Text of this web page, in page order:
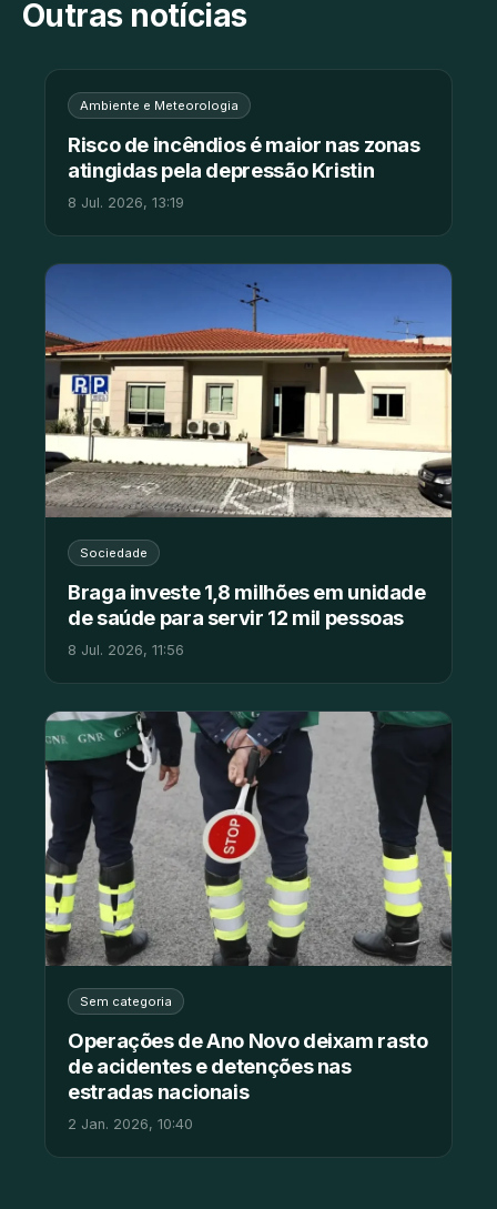
Outras notícias
Ambiente e Meteorologia
Risco de incêndios é maior nas zonas
atingidas pela depressão Kristin
8 Jul. 2026, 13:19
Sociedade
Braga investe 1,8 milhões em unidade
de saúde para servir 12 mil pessoas
8 Jul. 2026, 11:56
Sem categoria
Operações de Ano Novo deixam rasto
de acidentes e detenções nas
estradas nacionais
2 Jan. 2026, 10:40